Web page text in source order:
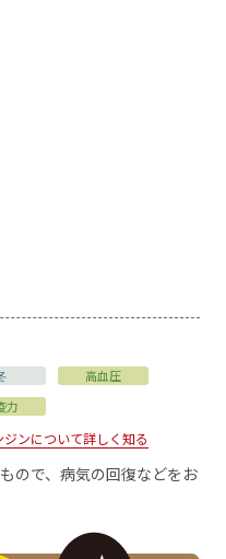
高血圧
力
ジンについて詳しく知る
ので、病気の回復などをお